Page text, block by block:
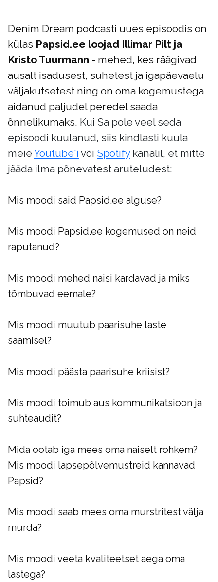
Denim Dream podcasti uues episoodis on
külas Papsid.ee loojad Illimar Pilt ja
Kristo Tuurmann - mehed, kes räägivad
ausalt isadusest, suhetest ja igapäevaelu
väljakutsetest ning on oma kogemustega
aidanud paljudel peredel saada
õnnelikumaks. Kui Sa pole veel seda
episoodi kuulanud, siis kindlasti kuula
meieYoutube'i või Spotifykanalil, et mitte
jääda ilma põnevatest aruteludest:
Mis moodi said Papsid.ee alguse?
Mis moodi Papsid.ee kogemused on neid
raputanud?
Mis moodi mehed naisi kardavad ja miks
tõmbuvad eemale?
Mis moodi muutub paarisuhe laste
saamisel?
Mis moodi päästa paarisuhe kriisist?
Mis moodi toimub aus kommunikatsioon ja
suhteaudit?
Mida ootab iga mees oma naiselt rohkem?
Mis moodi lapsepõlvemustreid kannavad
Papsid?
Mis moodi saab mees oma murstritest välja
murda?
Mis moodi veeta kvaliteetset aega oma
lastega?